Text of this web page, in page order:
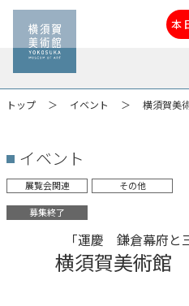
本
トップ イベント
横須賀美
イベント
展覧会関連 その他
募集終了
「運慶 鎌倉幕府と
横須賀美術館